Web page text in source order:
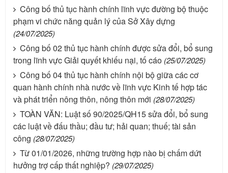
Công bố thủ tục hành chính lĩnh vực đường bộ thuộc
phạm vi chức năng quản lý của Sở Xây dựng
(24/07/2025)
Công bố 02 thủ tục hành chính được sửa đổi, bổ sung
trong lĩnh vực Giải quyết khiếu nại, tố cáo (25/07/2025)
Công bố 04 thủ tục hành chính nội bộ giữa các cơ
quan hành chính nhà nước về lĩnh vực Kinh tế hợp tác
và phát triển nông thôn, nông thôn mới (28/07/2025)
TOÀN VĂN: Luật số 90/2025/QH15 sửa đổi, bổ sung
các luật về đấu thầu; đầu tư; hải quan; thuế; tài sản
công (28/07/2025)
Từ 01/01/2026, những trường hợp nào bị chấm dứt
hưởng trợ cấp thất nghiệp? (29/07/2025)